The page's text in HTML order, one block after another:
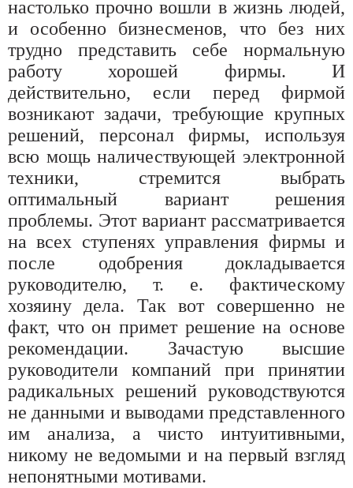
настолько прочно вошли в жизнь людей,
и особенно бизнесменов, что без них
трудно представить себе нормальную
работу хорошей фирмы. И
действительно, если перед фирмой
возникают задачи, требующие крупных
решений, персонал фирмы, используя
всю мощь наличествующей электронной
техники, стремится выбрать
оптимальный вариант решения
проблемы. Этот вариант рассматривается
на всех ступенях управления фирмы и
после одобрения докладывается
руководителю, т. е. фактическому
хозяину дела. Так вот совершенно не
факт, что он примет решение на основе
рекомендации. Зачастую высшие
руководители компаний при принятии
радикальных решений руководствуются
не данными и выводами представленного
им анализа, а чисто интуитивными,
никому не ведомыми и на первый взгляд
непонятными мотивами.